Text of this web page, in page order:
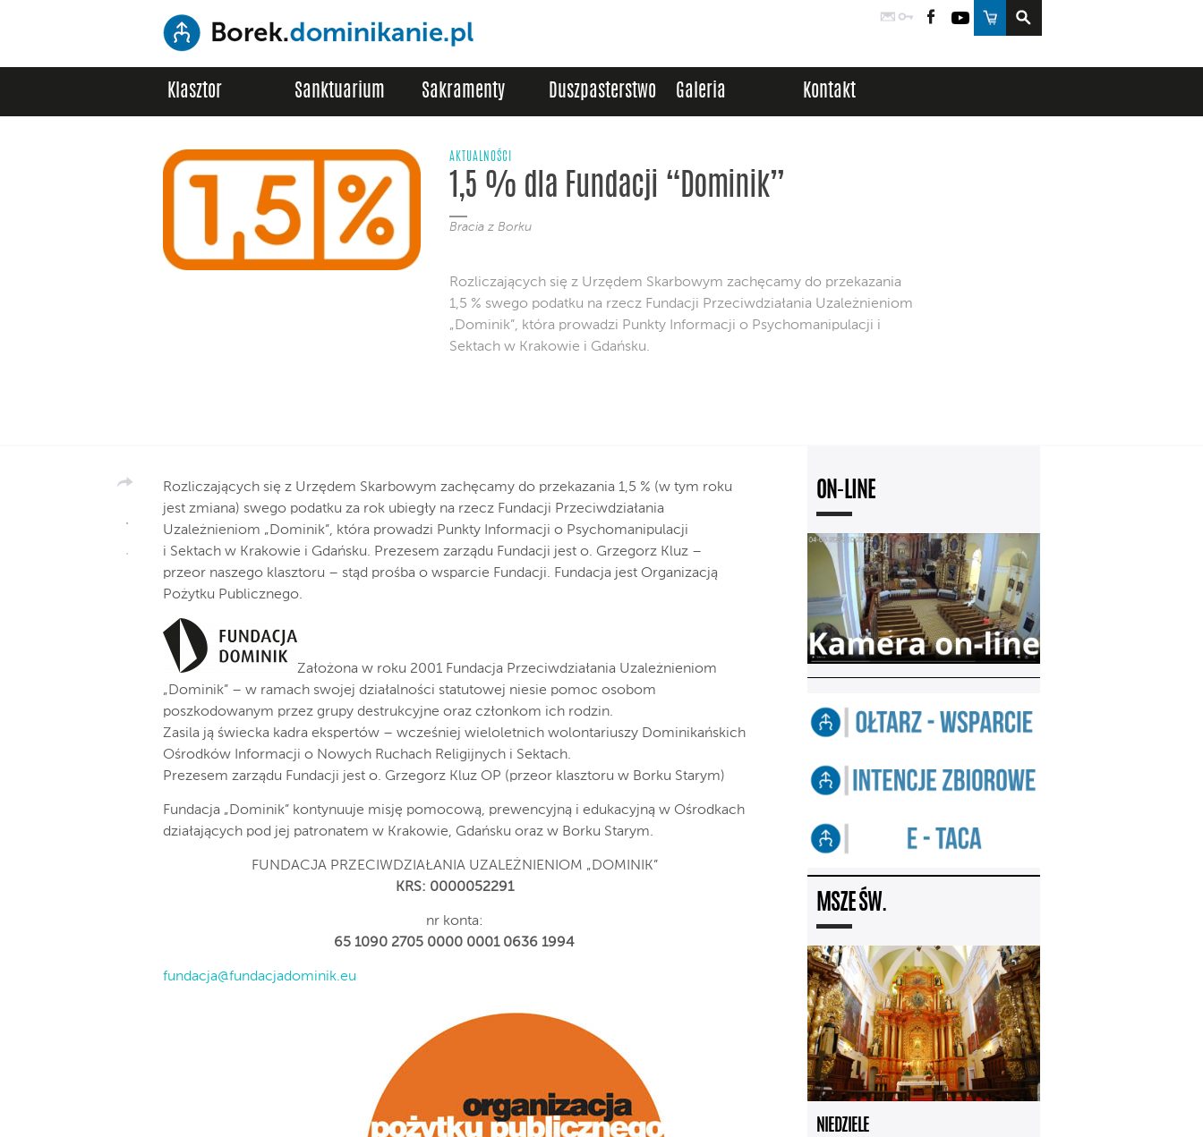
PocztaLogowanie
FacebookYouTube
Sklep
Klasztor Sanktuarium Sakramenty Duszpasterstwo Galeria Kontakt
AKTUALNOŚCI
1,5 % dla Fundacji “Dominik”
Bracia z Borku
Rozliczających się z Urzędem Skarbowym zachęcamy do przekazania
1,5 % swego podatku na rzecz Fundacji Przeciwdziałania Uzależnieniom
„Dominik”, która prowadzi Punkty Informacji o Psychomanipulacji i
Sektach w Krakowie i Gdańsku.
Rozliczających się z Urzędem Skarbowym zachęcamy do przekazania 1,5 % (w tym roku
jest zmiana) swego podatku za rok ubiegły na rzecz Fundacji Przeciwdziałania
Uzależnieniom „Dominik”, która prowadzi Punkty Informacji o Psychomanipulacji
i Sektach w Krakowie i Gdańsku. Prezesem zarządu Fundacji jest o. Grzegorz Kluz –
przeor naszego klasztoru – stąd prośba o wsparcie Fundacji. Fundacja jest Organizacją
Pożytku Publicznego.
Założona w roku 2001 Fundacja Przeciwdziałania Uzależnieniom
„Dominik” – w ramach swojej działalności statutowej niesie pomoc osobom
poszkodowanym przez grupy destrukcyjne oraz członkom ich rodzin.
Zasila ją świecka kadra ekspertów – wcześniej wieloletnich wolontariuszy Dominikańskich
Ośrodków Informacji o Nowych Ruchach Religijnych i Sektach.
Prezesem zarządu Fundacji jest o. Grzegorz Kluz OP (przeor klasztoru w Borku Starym)
Fundacja „Dominik” kontynuuje misję pomocową, prewencyjną i edukacyjną w Ośrodkach
działających pod jej patronatem w Krakowie, Gdańsku oraz w Borku Starym.
FUNDACJA PRZECIWDZIAŁANIA UZALEŻNIENIOM „DOMINIK”
KRS: 0000052291
nr konta:
65 1090 2705 0000 0001 0636 1994
fundacja@fundacjadominik.eu
ON-LINE
MSZE ŚW.
NIEDZIELE